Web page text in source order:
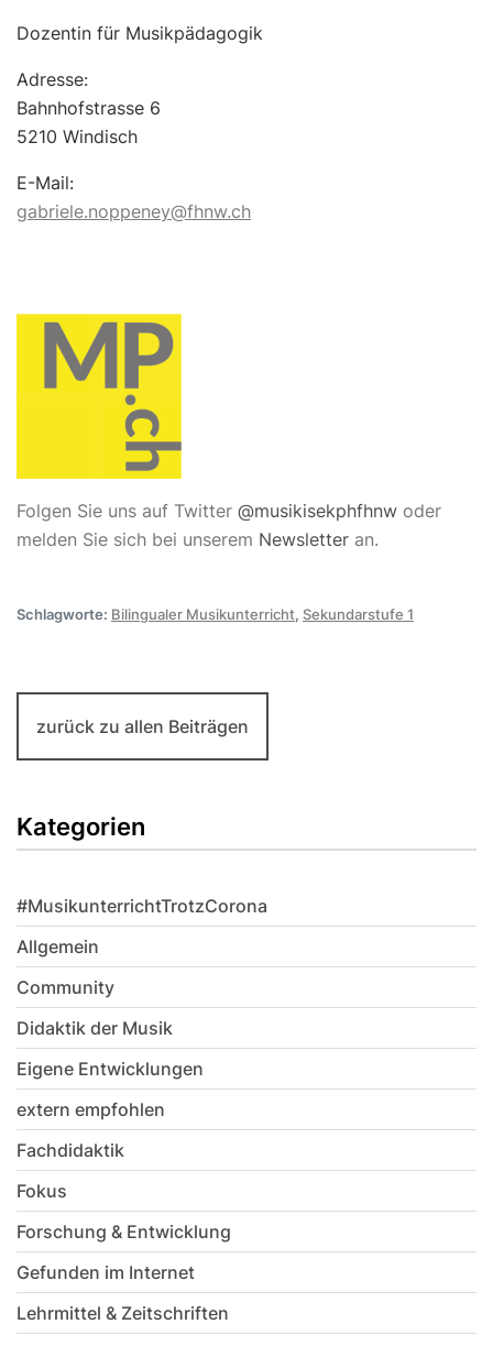
Dozentin für Musikpädagogik
Adresse:
Bahnhofstrasse 6
5210 Windisch
E-Mail:
gabriele.noppeney@fhnw.ch
Folgen Sie uns auf Twitter @musikisekphfhnw oder
melden Sie sich bei unserem Newsletter an.
Schlagworte: Bilingualer Musikunterricht, Sekundarstufe 1
zurück zu allen Beiträgen
Kategorien
#MusikunterrichtTrotzCorona
Allgemein
Community
Didaktik der Musik
Eigene Entwicklungen
extern empfohlen
Fachdidaktik
Fokus
Forschung & Entwicklung
Gefunden im Internet
Lehrmittel & Zeitschriften